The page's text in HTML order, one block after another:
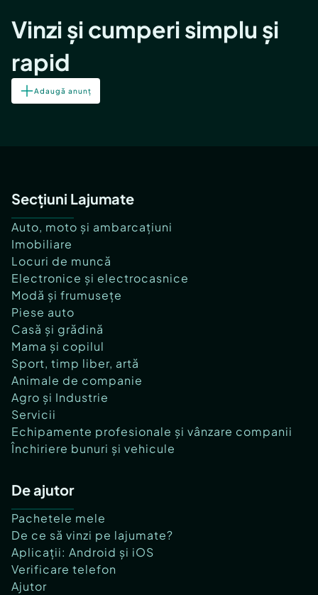
Vinzi și cumperi simplu și
rapid
Adaugă anunț
Secțiuni Lajumate
Auto, moto și ambarcațiuni
Imobiliare
Locuri de muncă
Electronice și electrocasnice
Modă și frumusețe
Piese auto
Casă și grădină
Mama și copilul
Sport, timp liber, artă
Animale de companie
Agro și Industrie
Servicii
Echipamente profesionale și vânzare companii
Închiriere bunuri și vehicule
De ajutor
Pachetele mele
De ce să vinzi pe lajumate?
Aplicații: Android și iOS
Verificare telefon
Ajutor